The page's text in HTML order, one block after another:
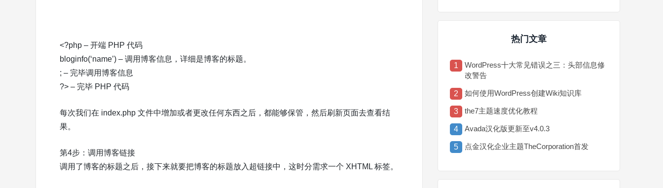
<?php – 开端 PHP 代码
bloginfo(‘name’) – 调用博客信息，详细是博客的标题。
; – 完毕调用博客信息
?> – 完毕 PHP 代码
每次我们在 index.php 文件中增加或者更改任何东西之后，都能够保管，然后刷新页面去查看结
果。
第4步：调用博客链接
调用了博客的标题之后，接下来就要把博客的标题放入超链接中，这时分需求一个 XHTML 标签。
热门文章
1
WordPress十大常见错误之三：头部信息修
改警告
2 如何使用WordPress创建Wiki知识库
3 the7主题速度优化教程
4 Avada汉化版更新至v4.0.3
5 点金汉化企业主题TheCorporation首发